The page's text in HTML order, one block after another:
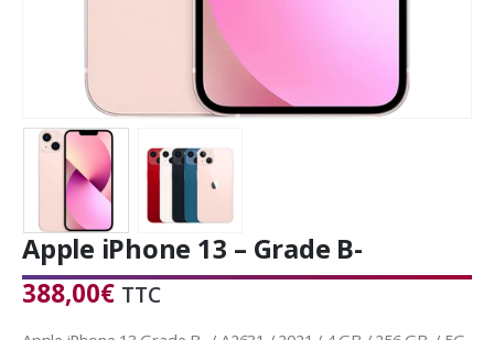
Apple iPhone 13 – Grade B-
388,00€ TTC